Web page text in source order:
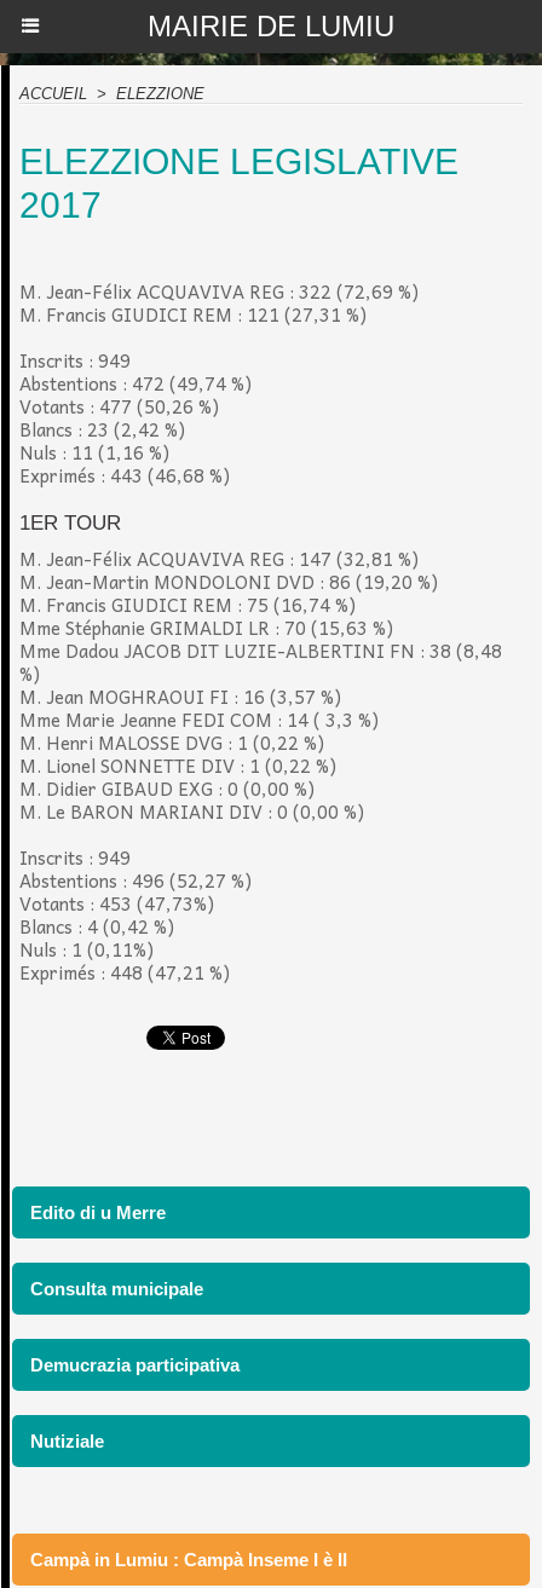
MAIRIE DE LUMIU
Edito di u Merre
Consulta municipale
Demucrazia participativa
Nutiziale
Campà in Lumiu : Campà Inseme I è II
ACCUEIL > ELEZZIONE
ELEZZIONE LEGISLATIVE
2017
M. Jean-Félix ACQUAVIVA REG : 322 (72,69 %)
M. Francis GIUDICI REM : 121 (27,31 %)
Inscrits : 949
Abstentions : 472 (49,74 %)
Votants : 477 (50,26 %)
Blancs : 23 (2,42 %)
Nuls : 11 (1,16 %)
Exprimés : 443 (46,68 %)
1ER TOUR
M. Jean-Félix ACQUAVIVA REG : 147 (32,81 %)
M. Jean-Martin MONDOLONI DVD : 86 (19,20 %)
M. Francis GIUDICI REM : 75 (16,74 %)
Mme Stéphanie GRIMALDI LR : 70 (15,63 %)
Mme Dadou JACOB DIT LUZIE-ALBERTINI FN : 38 (8,48
%)
M. Jean MOGHRAOUI FI : 16 (3,57 %)
Mme Marie Jeanne FEDI COM : 14 ( 3,3 %)
M. Henri MALOSSE DVG : 1 (0,22 %)
M. Lionel SONNETTE DIV : 1 (0,22 %)
M. Didier GIBAUD EXG : 0 (0,00 %)
M. Le BARON MARIANI DIV : 0 (0,00 %)
Inscrits : 949
Abstentions : 496 (52,27 %)
Votants : 453 (47,73%)
Blancs : 4 (0,42 %)
Nuls : 1 (0,11%)
Exprimés : 448 (47,21 %)